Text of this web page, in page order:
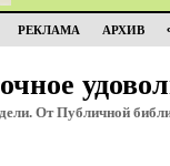
РЕКЛАМА АРХИВ
От Публичной